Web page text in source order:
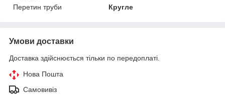
Перетин труби
Кругле
Умови доставки
Доставка здійснюється тільки по передоплаті.
Нова Пошта
Самовивіз